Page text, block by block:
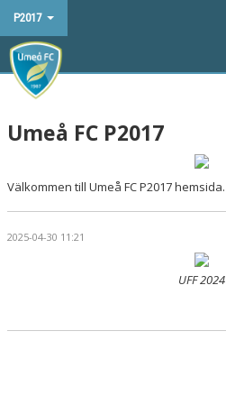
P2017
HEM
NYHETER
MATCHER
TRUPPEN
Umeå FC P2017
Välkommen till Umeå FC P2017 hemsida.
2025-04-30 11:21
UFF 2024